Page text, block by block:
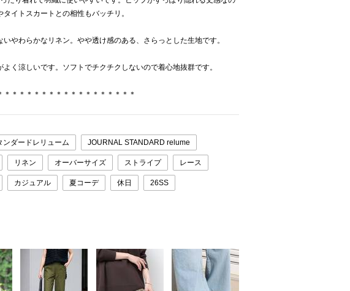
イトスカートとの相性もバッチリ。
いやわらかなリネン。やや透け感のある、さらっとした生地です。
よく涼しいです。ソフトでチクチクしないので着心地抜群です。
＊＊＊＊＊＊＊＊＊＊＊＊＊＊＊＊＊＊
ンダードレリューム JOURNAL STANDARD relume
リネン オーバーサイズ ストライプ レース
カジュアル 夏コーデ 休日 26SS